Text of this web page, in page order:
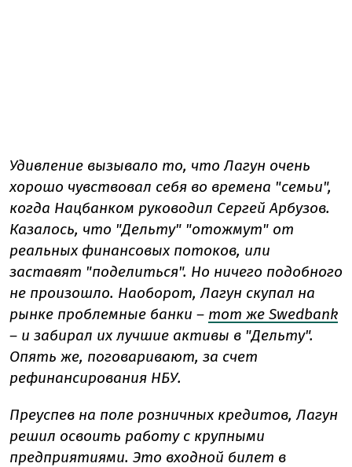
Удивление вызывало то, что Лагун очень
хорошо чувствовал себя во времена "семьи",
когда Нацбанком руководил Сергей Арбузов.
Казалось, что "Дельту" "отожмут" от
реальных финансовых потоков, или
заставят "поделиться". Но ничего подобного
не произошло. Наоборот, Лагун скупал на
рынке проблемные банки – тот же Swedbank
– и забирал их лучшие активы в "Дельту".
Опять же, поговаривают, за счет
рефинансирования НБУ.
Преуспев на поле розничных кредитов, Лагун
решил освоить работу с крупными
предприятиями. Это входной билет в